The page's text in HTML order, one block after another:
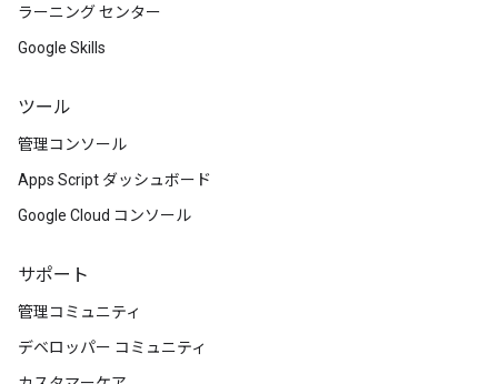
ラーニング センター
Google Skills
ツール
管理コンソール
Apps Script ダッシュボード
Google Cloud コンソール
サポート
管理コミュニティ
デベロッパー コミュニティ